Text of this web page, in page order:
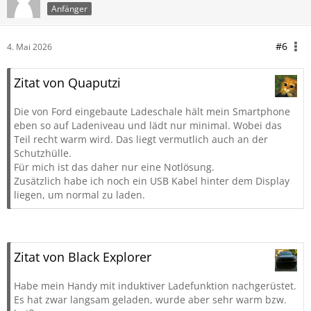
Anfänger
4. Mai 2026 #6
Zitat von Quaputzi
Die von Ford eingebaute Ladeschale hält mein Smartphone
eben so auf Ladeniveau und lädt nur minimal. Wobei das
Teil recht warm wird. Das liegt vermutlich auch an der
Schutzhülle.
Für mich ist das daher nur eine Notlösung.
Zusätzlich habe ich noch ein USB Kabel hinter dem Display
liegen, um normal zu laden.
Zitat von Black Explorer
Habe mein Handy mit induktiver Ladefunktion nachgerüstet.
Es hat zwar langsam geladen, wurde aber sehr warm bzw.